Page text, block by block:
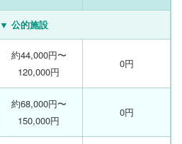
▼ 公的施設
約44,000円〜
120,000円
0円
約68,000円〜
150,000円
0円